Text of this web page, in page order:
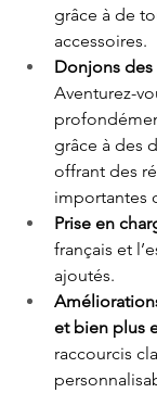
grâce à de
accessoires.
Donjons des
Aventurez-
grâce à des
offrant des
importantes
Prise en
français et
ajoutés.
et bien plus
raccourcis